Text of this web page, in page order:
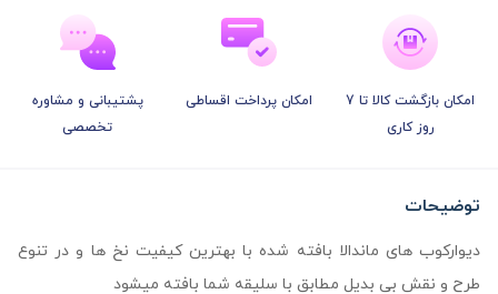
امکان بازگشت کالا تا 7
روز کاری
امکان پرداخت اقساطی
پشتیبانی و مشاوره
تخصصی
توضیحات
دیوارکوب های ماندالا بافته شده با بهترین کیفیت نخ ها و در تنوع
طرح و نقش بی بدیل مطابق با سلیقه شما بافته میشود